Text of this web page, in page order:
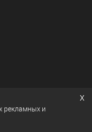
x
рекламных и